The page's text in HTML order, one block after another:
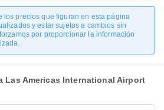
los precios que figuran en esta página
y estar sujetos a cambios sin
por proporcionar la información
Las Americas International Airport